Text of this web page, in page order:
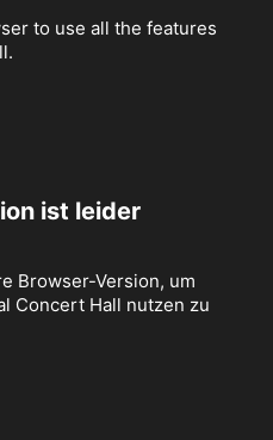
to use all the features
ist leider
Browser-Version, um
Concert Hall nutzen zu